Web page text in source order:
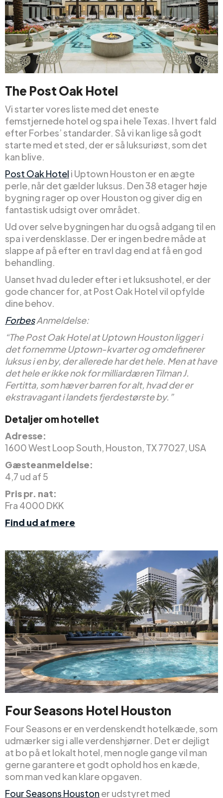
The Post Oak Hotel
Vi starter vores liste med det eneste
femstjernede hotel og spa i hele Texas. I hvert fald
efter Forbes’ standarder. Så vi kan lige så godt
starte med et sted, der er så luksuriøst, som det
kan blive.
Post Oak Hotel i Uptown Houston er en ægte
perle, når det gælder luksus. Den 38 etager høje
bygning rager op over Houston og giver dig en
fantastisk udsigt over området.
Ud over selve bygningen har du også adgang til en
spa i verdensklasse. Der er ingen bedre måde at
slappe af på efter en travl dag end at få en god
behandling.
Uanset hvad du leder efter i et luksushotel, er der
gode chancer for, at Post Oak Hotel vil opfylde
dine behov.
ForbesAnmeldelse:
“The Post Oak Hotel at Uptown Houston ligger i
det fornemme Uptown-kvarter og omdefinerer
luksus i en by, der allerede har det hele. Men at have
det hele er ikke nok for milliardæren Tilman J.
Fertitta, som hæver barren for alt, hvad der er
ekstravagant i landets fjerdestørste by.”
Detaljer om hotellet
Adresse:
1600 West Loop South, Houston, TX 77027, USA
Gæsteanmeldelse:
4,7 ud af 5
Pris pr. nat:
Fra 4000 DKK
Find ud af mere
Four Seasons Hotel Houston
Four Seasons er en verdenskendt hotelkæde, som
udmærker sig i alle verdenshjørner. Det er dejligt
at bo på et lokalt hotel, men nogle gange vil man
gerne garantere et godt ophold hos en kæde,
som man ved kan klare opgaven.
Four Seasons Houston er udstyret med